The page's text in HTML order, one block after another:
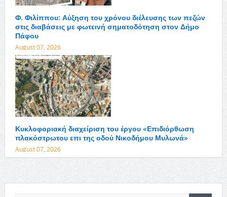
Φ. Φιλίππου: Αύξηση του χρόνου διέλευσης των πεζών
στις διαβάσεις με φωτεινή σηματοδότηση στον Δήμο
Πάφου
August 07, 2026
Κυκλοφοριακή διαχείριση του έργου «Επιδιόρθωση
πλακόστρωτου επι της οδού Νικοδήμου Μυλωνά»
August 07, 2026